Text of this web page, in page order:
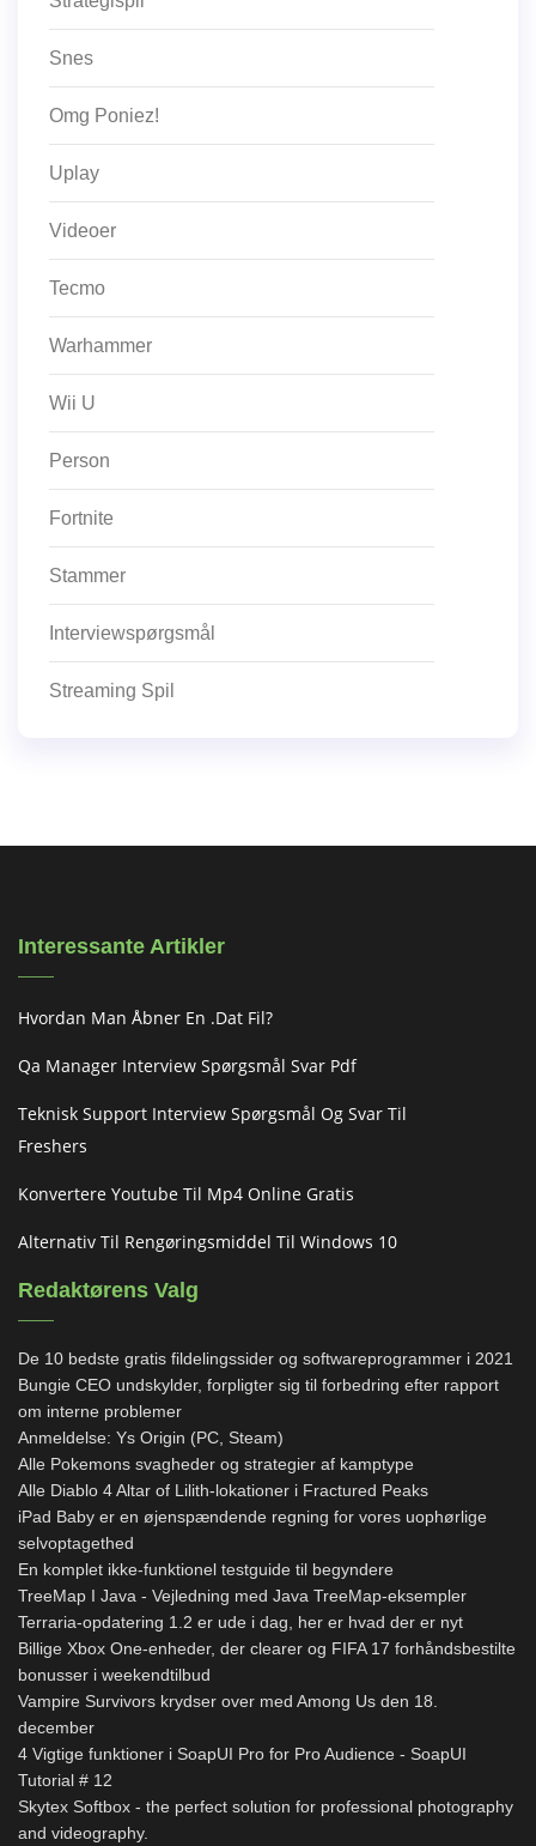
Snes
Omg Poniez!
Uplay
Videoer
Tecmo
Warhammer
Wii U
Person
Fortnite
Stammer
Interviewspørgsmål
Streaming Spil
Interessante Artikler
Hvordan Man Åbner En .dat Fil?
Qa Manager Interview Spørgsmål Svar Pdf
Teknisk Support Interview Spørgsmål Og Svar Til
Freshers
Konvertere Youtube Til Mp4 Online Gratis
Alternativ Til Rengøringsmiddel Til Windows 10
Redaktørens Valg
De 10 bedste gratis fildelingssider og softwareprogrammer i 2021
Bungie CEO undskylder, forpligter sig til forbedring efter rapport
om interne problemer
Anmeldelse: Ys Origin (PC, Steam)
Alle Pokemons svagheder og strategier af kamptype
Alle Diablo 4 Altar of Lilith-lokationer i Fractured Peaks
iPad Baby er en øjenspændende regning for vores uophørlige
selvoptagethed
En komplet ikke-funktionel testguide til begyndere
TreeMap I Java - Vejledning med Java TreeMap-eksempler
Terraria-opdatering 1.2 er ude i dag, her er hvad der er nyt
Billige Xbox One-enheder, der clearer og FIFA 17 forhåndsbestilte
bonusser i weekendtilbud
Vampire Survivors krydser over med Among Us den 18.
december
4 Vigtige funktioner i SoapUI Pro for Pro Audience - SoapUI
Tutorial # 12
Skytex Softbox - the perfect solution for professional photography
and videography.